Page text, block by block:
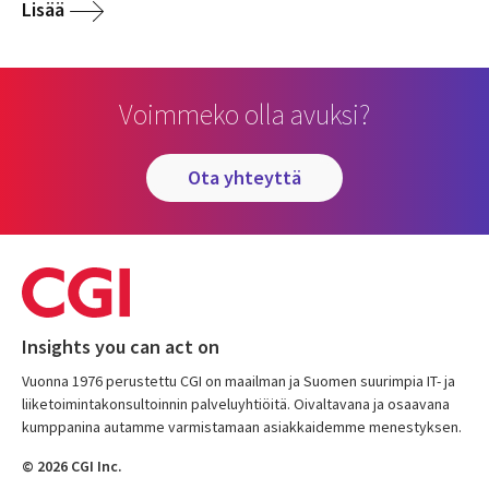
Lisää
Voimmeko olla avuksi?
ota yhteyttä
Insights you can act on
Vuonna 1976 perustettu CGI on maailman ja Suomen suurimpia IT- ja
liiketoimintakonsultoinnin palveluyhtiöitä. Oivaltavana ja osaavana
kumppanina autamme varmistamaan asiakkaidemme menestyksen.
© 2026 CGI Inc.